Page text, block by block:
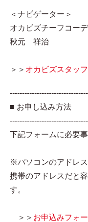
＜ナビゲーター＞
オカビズチーフコー
秋元 祥治
＞＞ オカビズスタッ
■ お申し込み方法
下記フォームに必要
※パソコンのアドレス
携帯のアドレスだと
す。
＞＞ お申込みフォ